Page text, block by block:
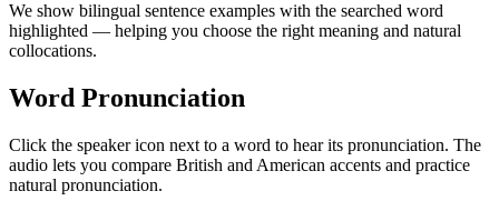
We show bilingual sentence examples with the searched word
highlighted — helping you choose the right meaning and natural
collocations.
Word Pronunciation
Click the speaker icon next to a word to hear its pronunciation. The
audio lets you compare British and American accents and practice
natural pronunciation.